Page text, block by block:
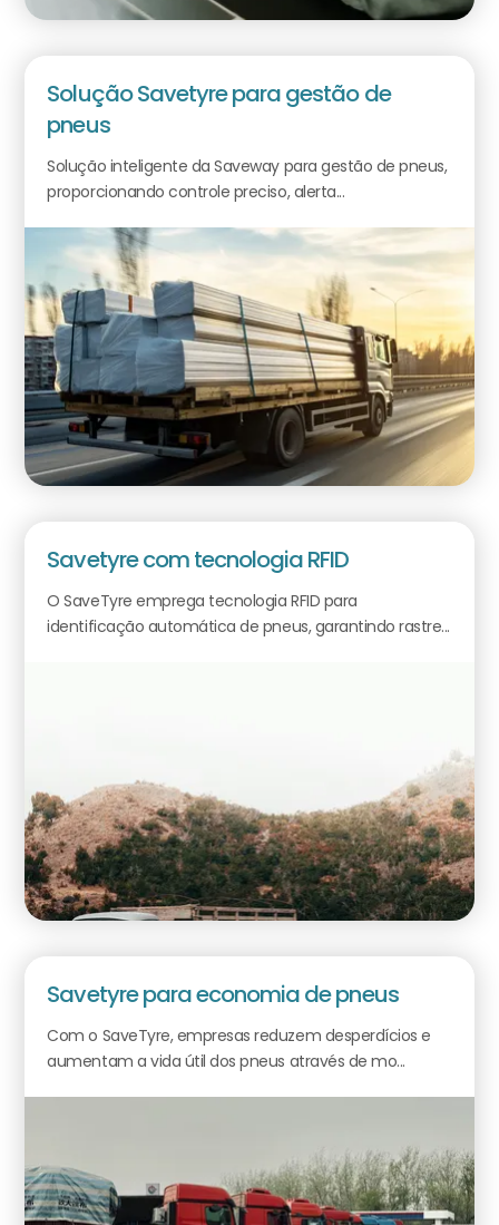
Solução Savetyre para gestão de
pneus
Solução inteligente da Saveway para gestão de pneus,
proporcionando controle preciso, alerta...
Savetyre com tecnologia RFID
O SaveTyre emprega tecnologia RFID para
identificação automática de pneus, garantindo rastre...
Savetyre para economia de pneus
Com o SaveTyre, empresas reduzem desperdícios e
aumentam a vida útil dos pneus através de mo...